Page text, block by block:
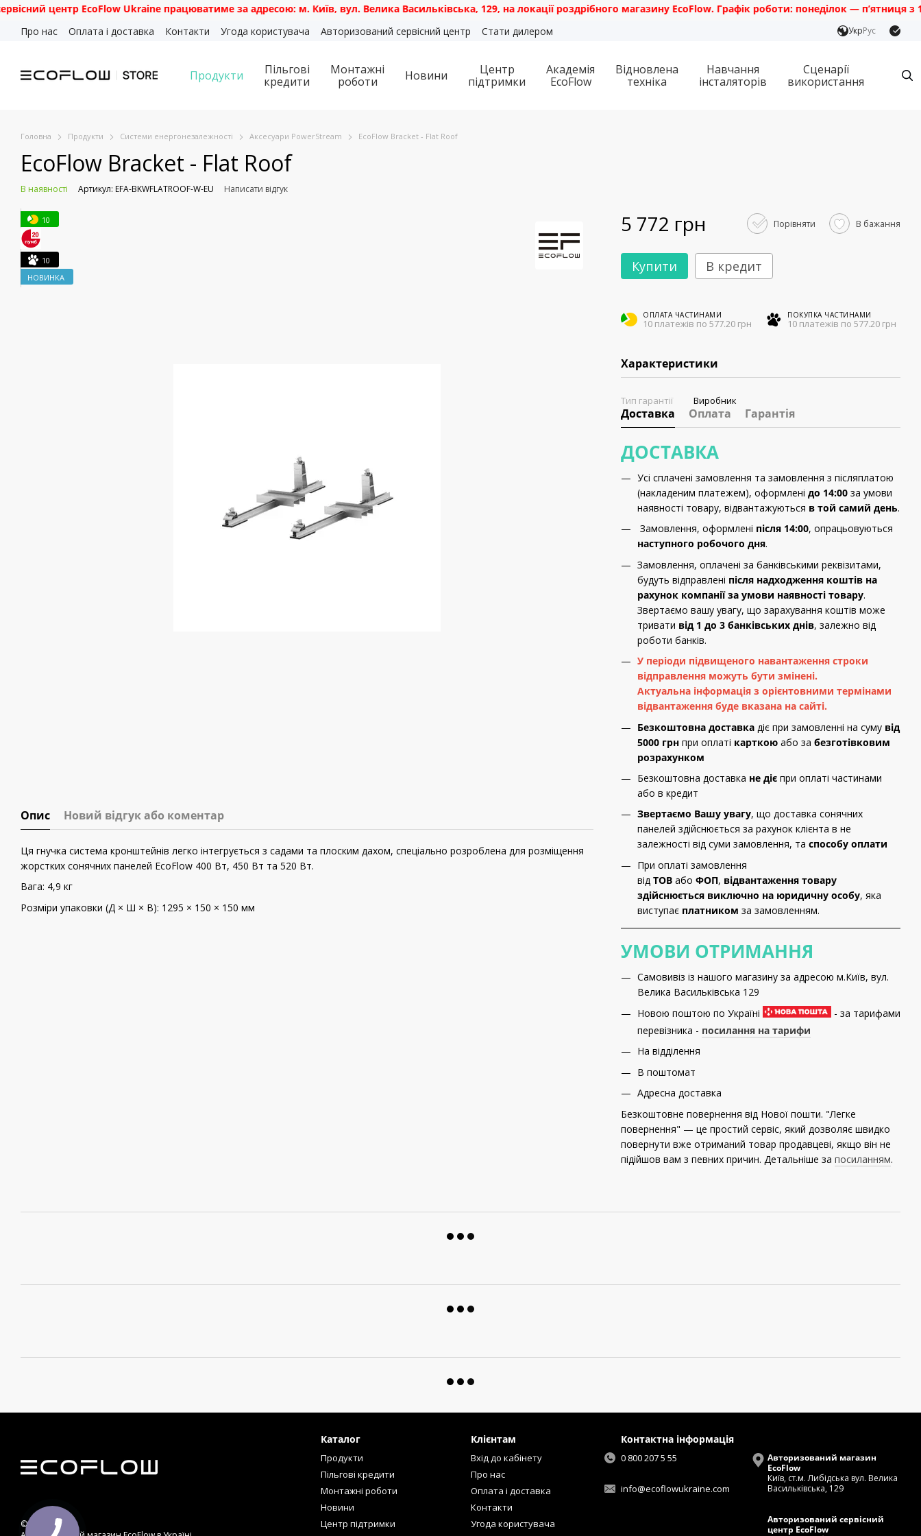
Перейти до основного контенту
центр EcoFlow Ukraine працюватиме за адресою: м. Київ, вул. Велика Васильківська, 129, на локації роздрібного магазину EcoFlow. Графік роботи: понеділок — п’ятниця з 10:00
Про нас
Оплата і доставка Контакти Угода користувача Авторизований сервісний центр Стати дилером УкрРус
Продукти
Пільгові
кредити
Монтажні
роботи
Новини
Центр
підтримки
Академія
EcoFlow
Відновлена
техніка
Навчання
інсталяторів
Сценарії
використання
Головна Продукти Системи енергонезалежності Аксесуари PowerStream EcoFlow Bracket - Flat Roof
EcoFlow Bracket - Flat Roof
В наявності Артикул: EFA-BKWFLATROOF-W-EU Написати відгук
10
10
НОВИНКА
Опис Новий відгук або коментар
Ця гнучка система кронштейнів легко інтегрується з садами та плоским дахом, спеціально розроблена для розміщення
жорстких сонячних панелей EcoFlow 400 Вт, 450 Вт та 520 Вт.
Вага: 4,9 кг
Розміри упаковки (Д × Ш × В): 1295 × 150 × 150 мм
5 772 грн Порівняти В бажання
Купити В кредит
ОПЛАТА ЧАСТИНАМИ
10 платежів по 577.20 грн
ПОКУПКА ЧАСТИНАМИ
10 платежів по 577.20 грн
Характеристики
Тип гарантії Виробник
Доставка Оплата Гарантія
ДОСТАВКА
Усі сплачені замовлення та замовлення з післяплатою
(накладеним платежем), оформлені до 14:00 за умови
наявності товару, відвантажуються в той самий день.
Замовлення, оформлені після 14:00, опрацьовуються
наступного робочого дня.
Замовлення, оплачені за банківськими реквізитами,
будуть відправлені після надходження коштів на
рахунок компанії за умови наявності товару.
Звертаємо вашу увагу, що зарахування коштів може
тривати від 1 до 3 банківських днів, залежно від
роботи банків.
У періоди підвищеного навантаження строки
відправлення можуть бути змінені.
Актуальна інформація з орієнтовними термінами
відвантаження буде вказана на сайті.
Безкоштовна доставка діє при замовленні на суму від
5000 грн при оплаті карткою або за безготівковим
розрахунком
Безкоштовна доставка не діє при оплаті частинами
або в кредит
Звертаємо Вашу увагу, що доставка сонячних
панелей здійснюється за рахунок клієнта в не
залежності від суми замовлення, та способу оплати
При оплаті замовлення
від ТОВ або ФОП, відвантаження товару
здійснюється виключно на юридичну особу, яка
виступає платником за замовленням.
УМОВИ ОТРИМАННЯ
Самовивіз із нашого магазину за адресою м.Київ, вул.
Велика Васильківська 129
Новою поштою по Україні
- за тарифами
перевізника - посилання на тарифи
На відділення
В поштомат
Адресна доставка
Безкоштовне повернення від Нової пошти. "Легке
повернення" — це простий сервіс, який дозволяє швидко
повернути вже отриманий товар продавцеві, якщо він не
підійшов вам з певних причин. Детальніше за посиланням.
© 2013—2026
Каталог
Продукти
Пільгові кредити
Монтажні роботи
Новини
Центр підтримки
Клієнтам
Вхід до кабінету
Про нас
Оплата і доставка
Контакти
Угода користувача
Контактна інформація
0 800 207 5 55
info@ecoflowukraine.com
Авторизований магазин
EcoFlow
Київ, ст.м. Либідська вул. Велика
Васильківська, 129
Авторизований сервісний
центр EcoFlow